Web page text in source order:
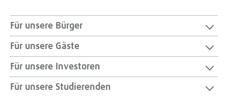
Für unsere Bürger
Für unsere Gäste
Für unsere Investoren
Für unsere Studierenden